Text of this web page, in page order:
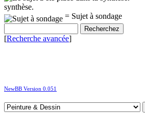
synthèse.
= Sujet à sondage
[Recherche avancée]
NewBB Version 0.051